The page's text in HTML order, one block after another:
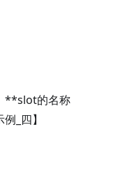
**slot的名称
_四】